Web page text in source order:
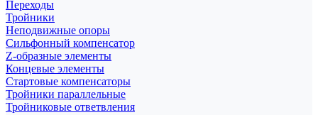
Переходы
Тройники
Неподвижные опоры
Cильфонный компенсатор
Z-образные элементы
Концевые элементы
Стартовые компенсаторы
Тройники параллельные
Тройниковые ответвления